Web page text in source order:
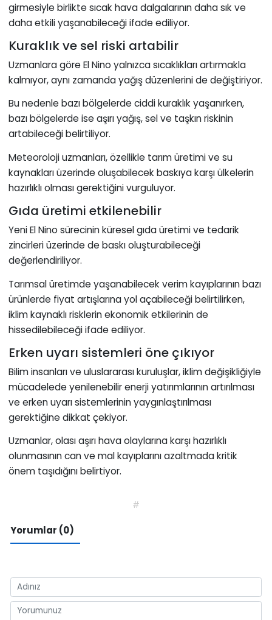
girmesiyle birlikte sıcak hava dalgalarının daha sık ve
daha etkili yaşanabileceği ifade ediliyor.
Kuraklık ve sel riski artabilir
Uzmanlara göre El Nino yalnızca sıcaklıkları artırmakla
kalmıyor, aynı zamanda yağış düzenlerini de değiştiriyor.
Bu nedenle bazı bölgelerde ciddi kuraklık yaşanırken,
bazı bölgelerde ise aşırı yağış, sel ve taşkın riskinin
artabileceği belirtiliyor.
Meteoroloji uzmanları, özellikle tarım üretimi ve su
kaynakları üzerinde oluşabilecek baskıya karşı ülkelerin
hazırlıklı olması gerektiğini vurguluyor.
Gıda üretimi etkilenebilir
Yeni El Nino sürecinin küresel gıda üretimi ve tedarik
zincirleri üzerinde de baskı oluşturabileceği
değerlendiriliyor.
Tarımsal üretimde yaşanabilecek verim kayıplarının bazı
ürünlerde fiyat artışlarına yol açabileceği belirtilirken,
iklim kaynaklı risklerin ekonomik etkilerinin de
hissedilebileceği ifade ediliyor.
Erken uyarı sistemleri öne çıkıyor
Bilim insanları ve uluslararası kuruluşlar, iklim değişikliğiyle
mücadelede yenilenebilir enerji yatırımlarının artırılması
ve erken uyarı sistemlerinin yaygınlaştırılması
gerektiğine dikkat çekiyor.
Uzmanlar, olası aşırı hava olaylarına karşı hazırlıklı
olunmasının can ve mal kayıplarını azaltmada kritik
önem taşıdığını belirtiyor.
#
Yorumlar (0)